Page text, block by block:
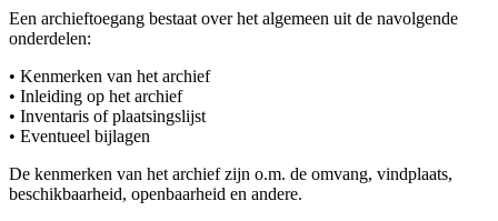
Een archieftoegang bestaat over het algemeen uit de navolgende
onderdelen:
• Kenmerken van het archief
• Inleiding op het archief
• Inventaris of plaatsingslijst
• Eventueel bijlagen
De kenmerken van het archief zijn o.m. de omvang, vindplaats,
beschikbaarheid, openbaarheid en andere.